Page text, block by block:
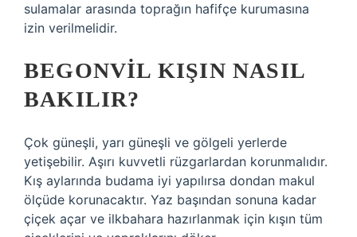
sulamalar arasında toprağın hafifçe kurumasına
izin verilmelidir.
BEGONVIL KIŞIN NASIL
BAKILIR?
Çok güneşli, yarı güneşli ve gölgeli yerlerde
yetişebilir. Aşırı kuvvetli rüzgarlardan korunmalıdır.
Kış aylarında budama iyi yapılırsa dondan makul
ölçüde korunacaktır. Yaz başından sonuna kadar
çiçek açar ve ilkbahara hazırlanmak için kışın tüm